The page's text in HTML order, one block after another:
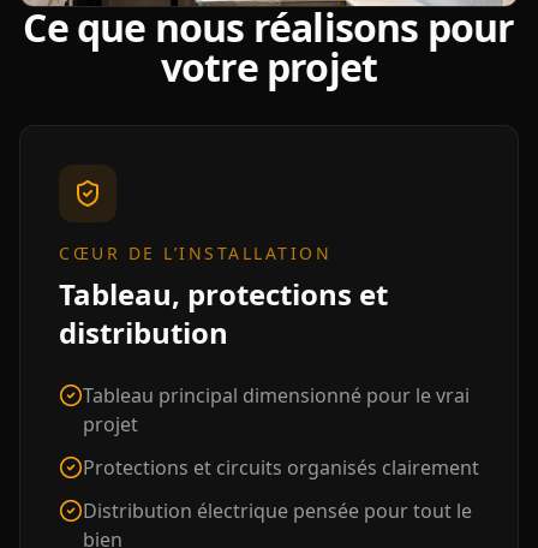
Ce que nous réalisons pour
votre projet
CŒUR DE L’INSTALLATION
Tableau, protections et
distribution
Tableau principal dimensionné pour le vrai
projet
Protections et circuits organisés clairement
Distribution électrique pensée pour tout le
bien